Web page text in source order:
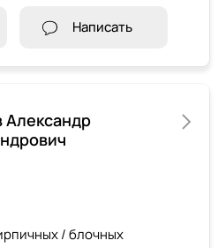
Написать
Александр
/ блочных